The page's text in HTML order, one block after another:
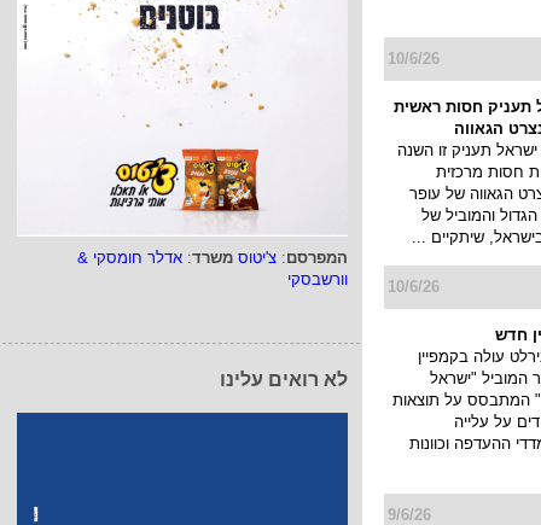
המפרסם: צ'יטוס משרד: אדלר חומסקי &
וורשבסקי
לא רואים עלינו
10/6/26
תעניק חסות ראשית
הגאווה
תעניק זו השנה
חסות מרכזית
הגאווה של עופר
הגדול והמוביל של
שיתקיים ...
10/6/26
חדש
עולה בקמפיין
"ישראל
המתבסס על תוצאות
על עלייה
ההעדפה וכוונות
9/6/26